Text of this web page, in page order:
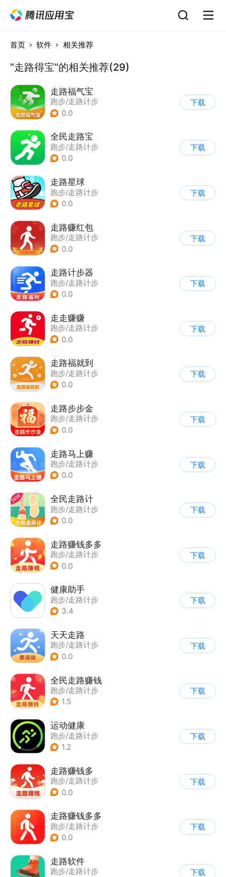
首页 软件 相关推荐
“走路得宝”的相关推荐(29)
走路福气宝
跑步/走路计步
0.0
下载
全民走路宝
跑步/走路计步
0.0
下载
走路星球
跑步/走路计步
0.0
下载
走路赚红包
跑步/走路计步
0.0
下载
走路计步器
跑步/走路计步
0.0
下载
走走赚赚
跑步/走路计步
0.0
下载
走路福就到
跑步/走路计步
0.0
下载
走路步步金
跑步/走路计步
0.0
下载
走路马上赚
跑步/走路计步
0.0
下载
全民走路计
跑步/走路计步
0.0
下载
走路赚钱多多
跑步/走路计步
0.0
下载
健康助手
跑步/走路计步
3.4
下载
天天走路
跑步/走路计步
0.0
下载
全民走路赚钱
跑步/走路计步
1.5
下载
运动健康
跑步/走路计步
1.2
下载
走路赚钱多
跑步/走路计步
0.0
下载
走路赚钱多多
跑步/走路计步
0.0
下载
走路软件
跑步/走路计步
下载